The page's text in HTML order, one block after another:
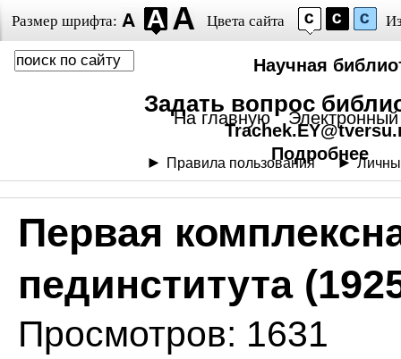
Размер шрифта: Цвета сайта
Задать вопрос
Подробнее
Научная
На главную Электронный
Правила пользования
Первая
пединститута
Просмотров: 1631